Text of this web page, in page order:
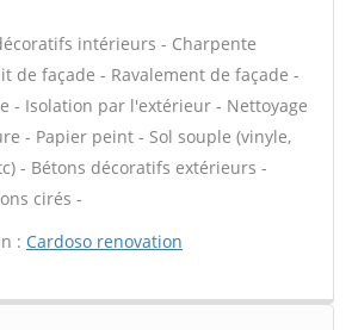
intérieurs - Charpente
de façade - Ravalement de façade -
- Isolation par l'extérieur - Nettoyage
- Papier peint - Sol souple (vinyle,
- Bétons décoratifs extérieurs -
cirés -
: Cardoso renovation